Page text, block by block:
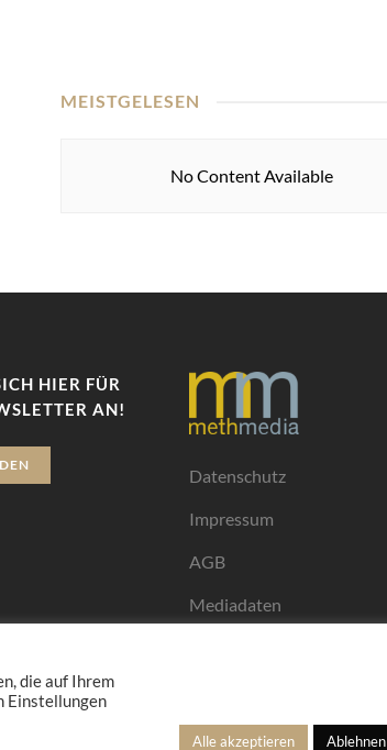
MEISTGELESEN
No Content Available
HIER FÜR
AN!
Datenschutz
Impressum
AGB
Mediadaten
die auf Ihrem
Einstellungen
Alle akzeptieren Ablehnen